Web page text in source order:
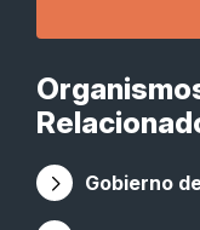
Gobierno